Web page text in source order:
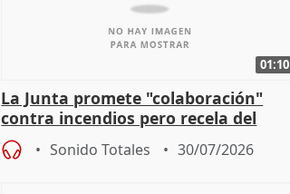
01:10
La Junta promete "colaboración"
contra incendios pero recela del
pacto de Estado de Sánchez
Sonido Totales 30/07/2026